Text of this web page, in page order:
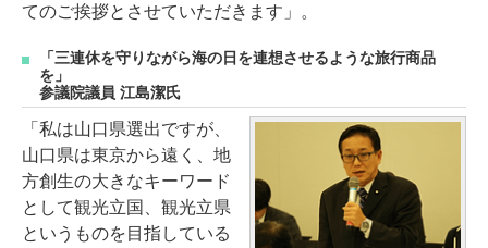
てのご挨拶とさせていただきます」。
「三連休を守りながら海の日を連想させるような旅行商品
を」
参議院議員 江島潔氏
「私は山口県選出ですが、
山口県は東京から遠く、地
方創生の大きなキーワード
として観光立国、観光立県
というものを目指している